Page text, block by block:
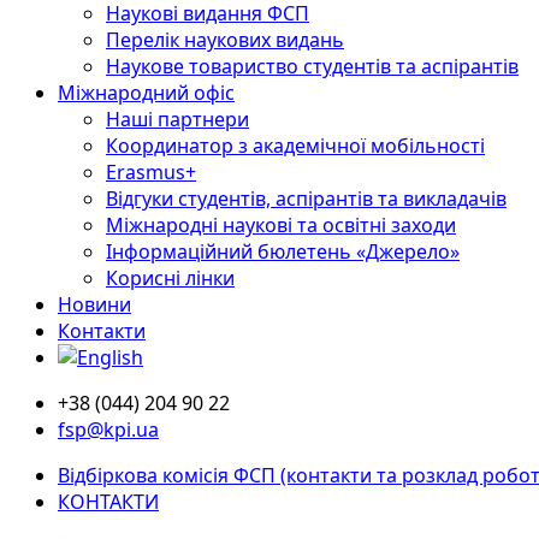
Наукові видання ФСП
Перелік наукових видань
Наукове товариство студентів та аспірантів
Міжнародний офіс
Наші партнери
Координатор з академічної мобільності
Erasmus+
Відгуки студентів, аспірантів та викладачів
Міжнародні наукові та освітні заходи
Інформаційний бюлетень «Джерело»
Корисні лінки
Новини
Контакти
+38 (044) 204 90 22
fsp@kpi.ua
Відбіркова комісія ФСП (контакти та розклад
КОНТАКТИ